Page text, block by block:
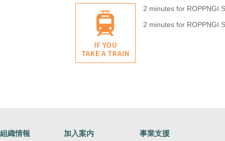
2 minutes for ROPPNGI
2 minutes for ROPPNGI
組織情報 加入案内 事業支援